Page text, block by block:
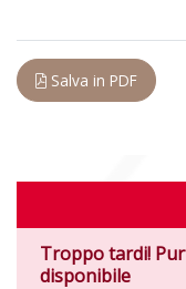
Salva in PDF
Troppo tardi!
disponibile